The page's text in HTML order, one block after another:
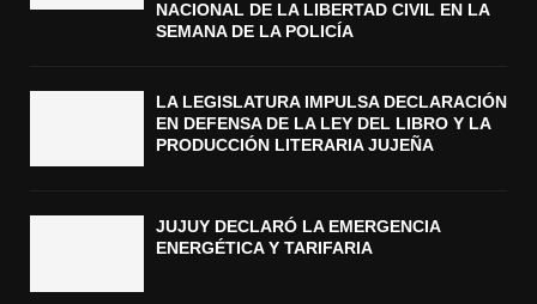
NACIONAL DE LA LIBERTAD CIVIL EN LA
SEMANA DE LA POLICÍA
LA LEGISLATURA IMPULSA DECLARACIÓN
EN DEFENSA DE LA LEY DEL LIBRO Y LA
PRODUCCIÓN LITERARIA JUJEÑA
JUJUY DECLARÓ LA EMERGENCIA
ENERGÉTICA Y TARIFARIA